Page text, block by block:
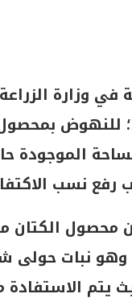
في وزارة
مستدامة حتى 2030؛
رفع نسب
محصول
يتم الاستفادة